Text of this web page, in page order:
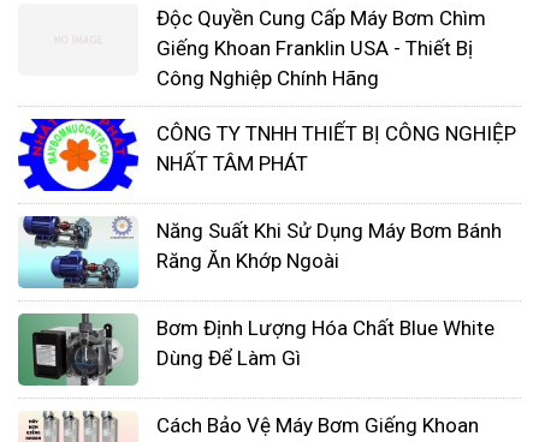
Độc Quyền Cung Cấp Máy Bơm Chìm
Giếng Khoan Franklin USA - Thiết Bị
Công Nghiệp Chính Hãng
CÔNG TY TNHH THIẾT BỊ CÔNG NGHIỆP
NHẤT TÂM PHÁT
Năng Suất Khi Sử Dụng Máy Bơm Bánh
Răng Ăn Khớp Ngoài
Bơm Định Lượng Hóa Chất Blue White
Dùng Để Làm Gì
Cách Bảo Vệ Máy Bơm Giếng Khoan